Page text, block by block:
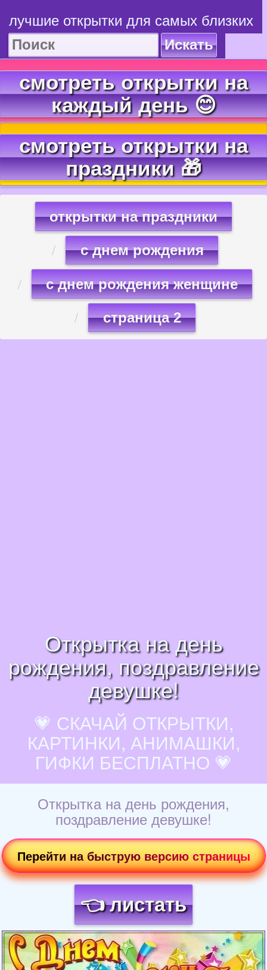
лучшие открытки для самых близких
Искать
смотреть открытки на
каждый день 😊
смотреть открытки на
праздники 🎁
открытки на праздники
с днем рождения
с днем рождения женщине
страница 2
Открытка на день
рождения, поздравление
девушке!
💗 СКАЧАЙ ОТКРЫТКИ,
КАРТИНКИ, АНИМАШКИ,
ГИФКИ БЕСПЛАТНО 💗
Открытка на день рождения,
поздравление девушке!
Перейти на быструю версию страницы
👈 листать
Загрузка картинки...